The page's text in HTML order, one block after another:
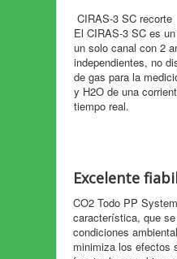
CIRAS-3 SC recorte
El CIRAS-3 SC es
un solo canal con 2
independientes, no
de gas para la
y H2O de una
tiempo real.
Excelente
CO2 Todo PP
característica, que
condiciones
minimiza los efectos